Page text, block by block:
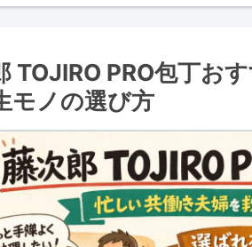
TOJIRO PRO包丁お
モノの選び方